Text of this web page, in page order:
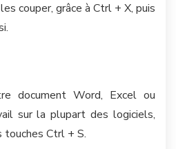
couper, grâce à Ctrl + X, puis
document Word, Excel ou
sur la plupart des logiciels,
Ctrl + S.